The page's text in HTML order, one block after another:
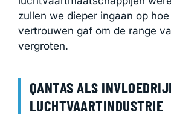
zullen we dieper ingaan op
vertrouwen gaf om de range
vergroten.
QANTAS ALS
LUCHTVAARTINDUSTRIE